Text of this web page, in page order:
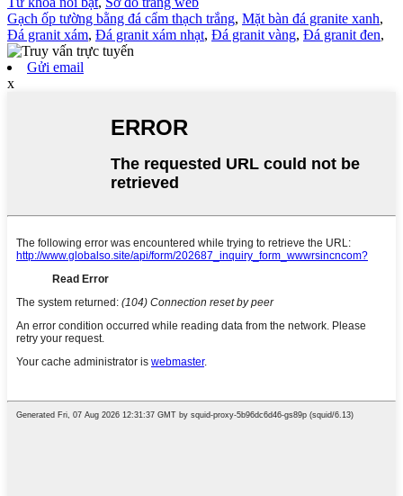
Gạch ốp tường bằng đá cẩm thạch trắng, Mặt bàn đá granite xanh,
Đá granit xám, Đá granit xám nhạt, Đá granit vàng, Đá granit đen,
Gửi email
x